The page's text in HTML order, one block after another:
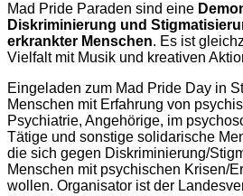
Mad Pride Paraden sind eine
Diskriminierung und
erkrankter Menschen. Es ist
Vielfalt mit Musik und kreativen
Eingeladen zum Mad Pride Day in
Menschen mit Erfahrung von
Psychiatrie, Angehörige, im
Tätige und sonstige solidarische
die sich gegen Diskriminierung/
Menschen mit psychischen Krisen/
wollen. Organisator ist der